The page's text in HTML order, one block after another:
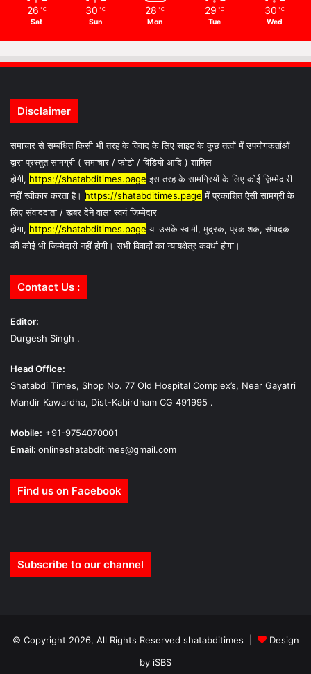
26 ℃
Sat
30 ℃
Sun
28 ℃
Mon
29 ℃
Tue
30 ℃
Wed
Disclaimer
समाचार से सम्बंधित किसी भी तरह के विवाद के लिए साइट के कुछ तत्वों में उपयोगकर्ताओं
द्वारा प्रस्तुत सामग्री ( समाचार / फोटो / विडियो आदि ) शामिल
होगी, https://shatabditimes.page इस तरह के सामग्रियों के लिए कोई ज़िम्मेदारी
नहीं स्वीकार करता है। https://shatabditimes.page में प्रकाशित ऐसी सामग्री के
लिए संवाददाता / खबर देने वाला स्वयं जिम्मेदार
होगा, https://shatabditimes.page या उसके स्वामी, मुद्रक, प्रकाशक, संपादक
की कोई भी जिम्मेदारी नहीं होगी। सभी विवादों का न्यायक्षेत्र कवर्धा होगा।
Contact Us :
Editor:
Durgesh Singh .
Head Office:
Shatabdi Times, Shop No. 77 Old Hospital Complex’s, Near Gayatri
Mandir Kawardha, Dist-Kabirdham CG 491995 .
Mobile: +91-9754070001
Email: onlineshatabditimes@gmail.com
Find us on Facebook
Subscribe to our channel
© Copyright 2026, All Rights Reserved shatabditimes |
Design
by iSBS